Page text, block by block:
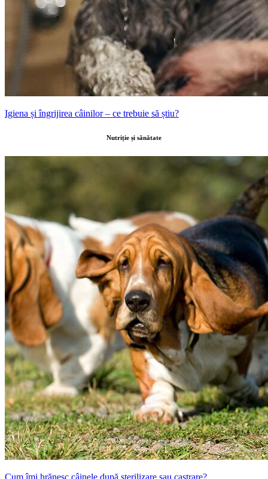
Igiena și îngrijirea câinilor – ce trebuie să știu?
Nutriție și sănătate
Cum îmi hrănesc câinele după sterilizare sau castrare?